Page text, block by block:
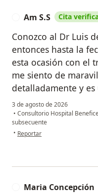
Am S.S Cita
Conozco al Dr Luis
entonces hasta la
esta ocasión con el
me siento de
detalladamente y
3 de agosto de 2026
• Consultorio Hospital
subsecuente
• en opinión del usuario Am S.S
Reportar
Maria Concepción